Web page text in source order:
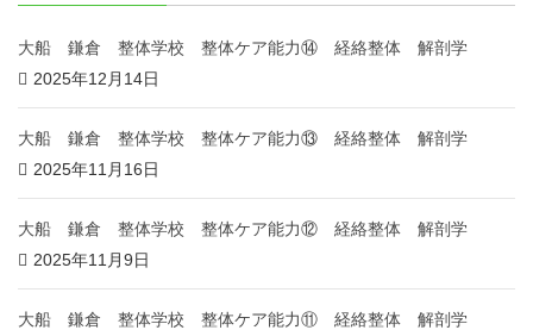
大船 鎌倉 整体学校 整体ケア能力⑭ 経絡整体 解剖学
2025年12月14日
大船 鎌倉 整体学校 整体ケア能力⑬ 経絡整体 解剖学
2025年11月16日
大船 鎌倉 整体学校 整体ケア能力⑫ 経絡整体 解剖学
2025年11月9日
大船 鎌倉 整体学校 整体ケア能力⑪ 経絡整体 解剖学